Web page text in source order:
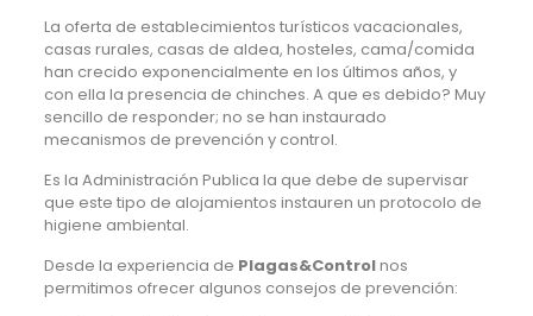
La oferta de establecimientos turísticos vacacionales,
casas rurales, casas de aldea, hosteles, cama/comida
han crecido exponencialmente en los últimos años, y
con ella la presencia de chinches. A que es debido? Muy
sencillo de responder; no se han instaurado
mecanismos de prevención y control.
Es la Administración Publica la que debe de supervisar
que este tipo de alojamientos instauren un protocolo de
higiene ambiental.
Desde la experiencia de Plagas&Controlnos
permitimos ofrecer algunos consejos de prevención: